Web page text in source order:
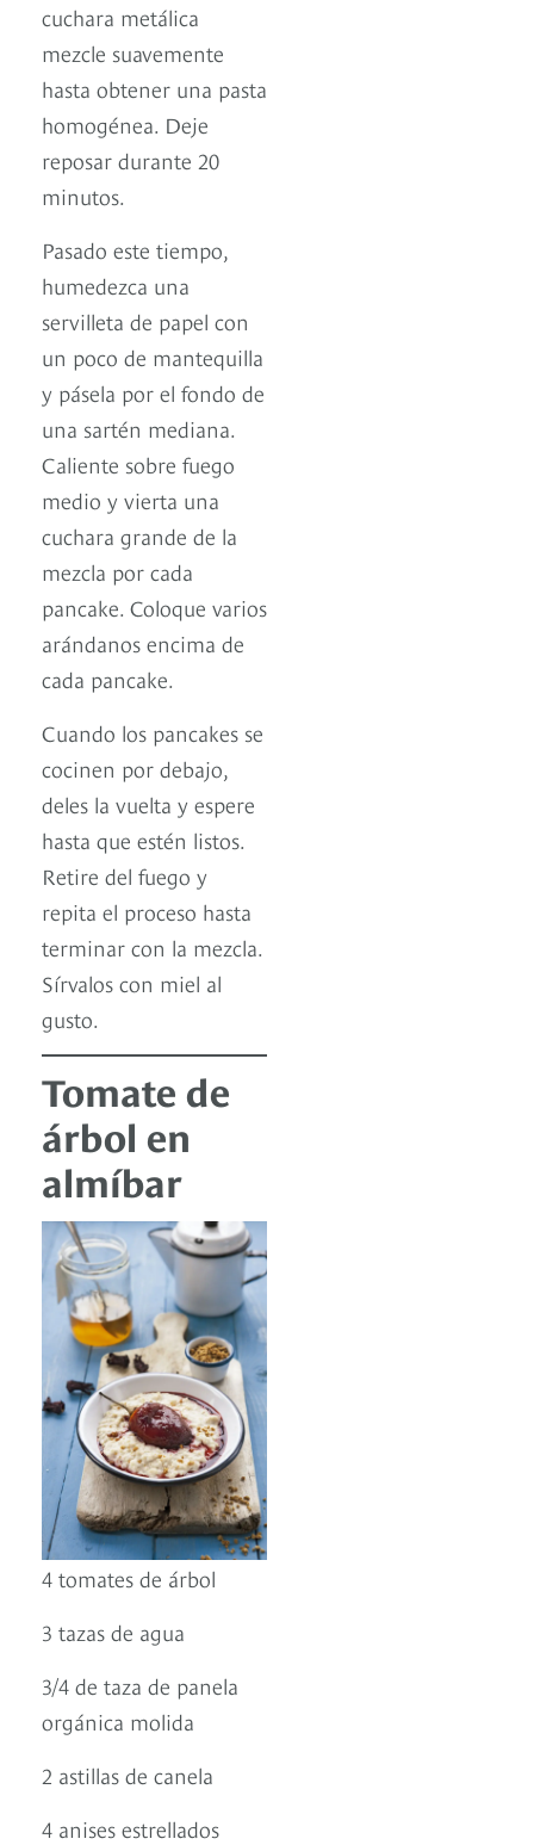
cuchara metálica
mezcle suavemente
hasta obtener una pasta
homogénea. Deje
reposar durante 20
minutos.
Pasado este tiempo,
humedezca una
servilleta de papel con
un poco de mantequilla
y pásela por el fondo de
una sartén mediana.
Caliente sobre fuego
medio y vierta una
cuchara grande de la
mezcla por cada
pancake. Coloque varios
arándanos encima de
cada pancake.
Cuando los pancakes se
cocinen por debajo,
deles la vuelta y espere
hasta que estén listos.
Retire del fuego y
repita el proceso hasta
terminar con la mezcla.
Sírvalos con miel al
gusto.
Tomate de
árbol en
almíbar
4 tomates de árbol
3 tazas de agua
3/4 de taza de panela
orgánica molida
2 astillas de canela
4 anises estrellados